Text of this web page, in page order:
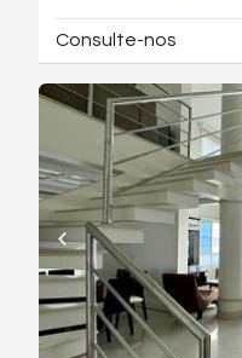
Consulte-nos